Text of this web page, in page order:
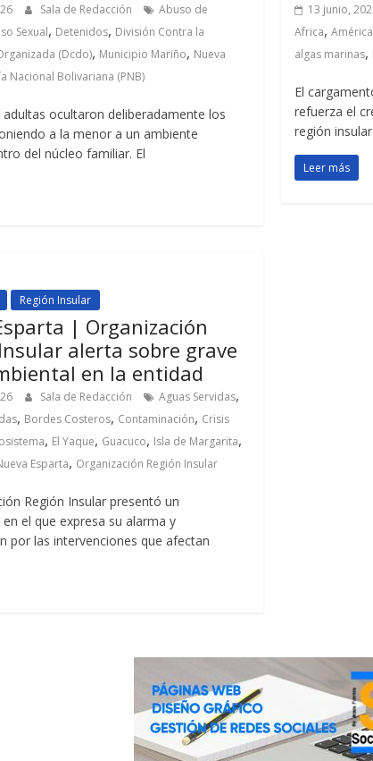
Sala de Redacción
Abuso de
Sexual, Detenidos, División Contra la
(Dcdo), Municipio Mariño, Nueva
Nacional Bolivariana (PNB)
ocultaron deliberadamente los
a la menor a un ambiente
del núcleo familiar. El
13 junio,
Africa,América
algas marinas,
El
refuerza el
región
Leer más
Región Insular
| Organización
alerta sobre grave
en la entidad
Sala de Redacción Aguas Servidas,
, Bordes Costeros, Contaminación, Crisis
, El Yaque, Guacuco, Isla de Margarita,
Esparta, Organización Región Insular
Región Insular presentó un
el que expresa su alarma y
por las intervenciones que afectan